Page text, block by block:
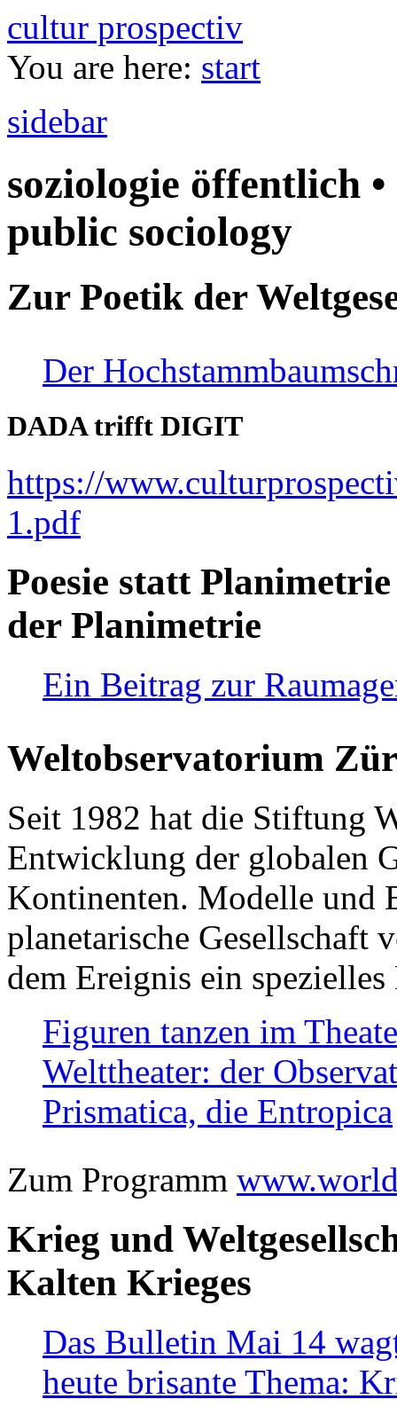
cultur prospectiv
You are here: start
sidebar
soziologie öffentlich
public sociology
Zur Poetik der
Der
DADA trifft DIGIT
https://
1.pdf
Poesie statt
der Planimetrie
Ein Beitrag zur
Weltobservatorium
Seit 1982 hat die Stiftung
Entwicklung der globalen
Kontinenten. Modelle und
planetarische Gesellschaft
dem Ereignis ein
Figuren tanzen im
Welttheater: der
Prismatica, die Entropica
Zum Programm
Krieg und
Kalten Krieges
Das Bulletin Mai 14
heute brisante Thema: